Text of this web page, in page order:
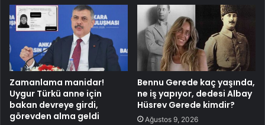
Zamanlama manidar!
Uygur Türkü anne için
bakan devreye girdi,
görevden alma geldi
Bennu Gerede kaç yaşında,
ne iş yapıyor, dedesi Albay
Hüsrev Gerede kimdir?
Ağustos 9, 2026